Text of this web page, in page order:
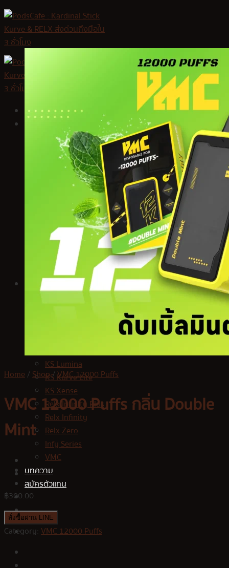
Skip
to
content
หน้าหลัก
Kardinal Stick
KS Kurve
KS Quik
KS Lumina
KS Kurve Lite
KS Xense
Relx Infinity Plus
Relx Zero
Infy Series
Jues
VMC
ร้านค้า
Kardinal Stick
KS Lumina
KS Kurve Lite
KS Xense
Relx Infinity Plus
Relx Infinity
Relx Zero
Infy Series
VMC
บทความ
สมัครตัวแทน
Home/Shop/VMC 12000 Puffs
VMC 12000 Puffs กลิ่น Double
Mint
฿300.00
สั่งซื้อผ่าน LINE
Category:VMC 12000 Puffs